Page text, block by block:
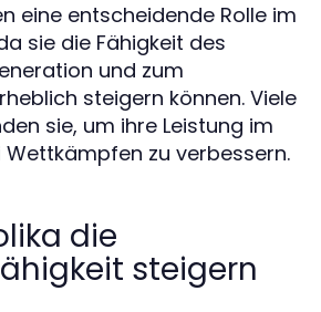
eine entscheidende Rolle im
sie die Fähigkeit des
und zum
steigern können. Viele
sie, um ihre Leistung im
Wettkämpfen zu verbessern.
die
steigern